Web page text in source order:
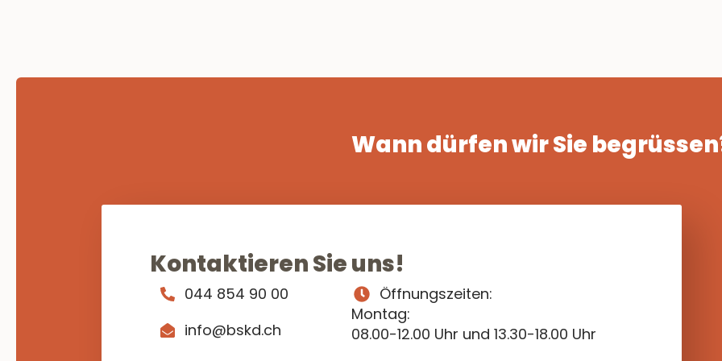
Wann dürfen wir Sie
Kontaktieren Sie uns!
044 854 90 00
info@bskd.ch
Öffnungszeiten:
Montag:
08.00-12.00 Uhr und 13.30-18.00 Uhr